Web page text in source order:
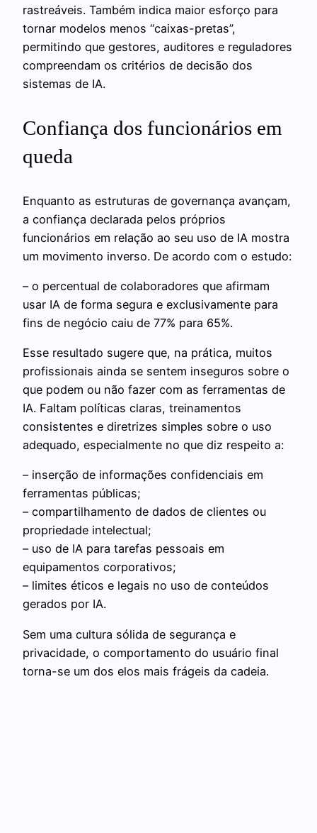
rastreáveis. Também indica maior esforço para
tornar modelos menos “caixas-pretas”,
permitindo que gestores, auditores e reguladores
compreendam os critérios de decisão dos
sistemas de IA.
Confiança dos funcionários em
queda
Enquanto as estruturas de governança avançam,
a confiança declarada pelos próprios
funcionários em relação ao seu uso de IA mostra
um movimento inverso. De acordo com o estudo:
– o percentual de colaboradores que afirmam
usar IA de forma segura e exclusivamente para
fins de negócio caiu de 77% para 65%.
Esse resultado sugere que, na prática, muitos
profissionais ainda se sentem inseguros sobre o
que podem ou não fazer com as ferramentas de
IA. Faltam políticas claras, treinamentos
consistentes e diretrizes simples sobre o uso
adequado, especialmente no que diz respeito a:
– inserção de informações confidenciais em
ferramentas públicas;
– compartilhamento de dados de clientes ou
propriedade intelectual;
– uso de IA para tarefas pessoais em
equipamentos corporativos;
– limites éticos e legais no uso de conteúdos
gerados por IA.
Sem uma cultura sólida de segurança e
privacidade, o comportamento do usuário final
torna-se um dos elos mais frágeis da cadeia.